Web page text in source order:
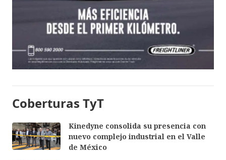
Coberturas TyT
Kinedyne consolida su presencia con
nuevo complejo industrial en el Valle
de México